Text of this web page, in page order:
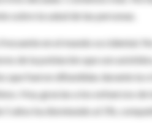
sobre la salud de las personas.
en el mundo occidental.
de la población que son
que fueron difundidas durante la
Hoy, gracias a los esfuerzos de
años ha disminuido al 1%,